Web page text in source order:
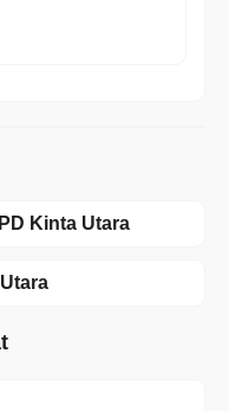
Kinta Utara